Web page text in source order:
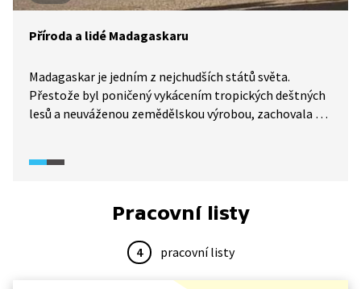
Příroda a lidé Madagaskaru
Madagaskar je jedním z nejchudších států světa.
Přestože byl poničený vykácením tropických deštných
lesů a neuváženou zemědělskou výrobou, zachovala se
Pracovní listy
4 pracovní listy